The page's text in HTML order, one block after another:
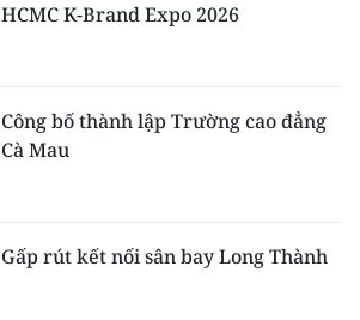
HCMC K-Brand Expo 2026
Công bố thành lập Trường cao đẳng
Cà Mau
Gấp rút kết nối sân bay Long Thành